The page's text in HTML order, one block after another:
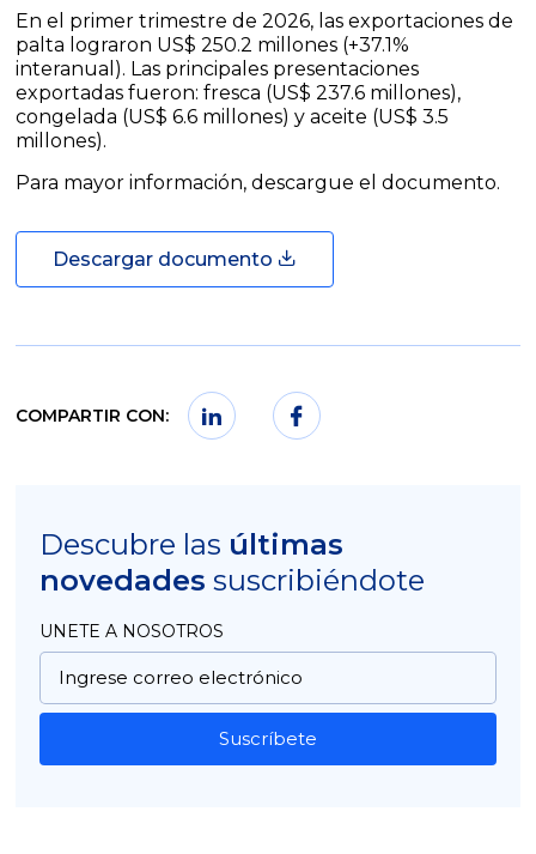
En el primer trimestre de 2026, las exportaciones de
palta lograron US$ 250.2 millones (+37.1%
interanual). Las principales presentaciones
exportadas fueron: fresca (US$ 237.6 millones),
congelada (US$ 6.6 millones) y aceite (US$ 3.5
millones).
Para mayor información, descargue el documento.
Descargar documento
COMPARTIR CON:
Descubre las últimas
novedades suscribiéndote
UNETE A NOSOTROS
Suscríbete